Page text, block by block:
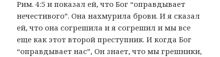
Рим. 4:5 и показал ей, что Бог “оправдывает
нечестивого”. Она нахмурила брови. И я сказал
ей, что она согрешила и я согрешил и мы все
еще как этот второй преступник. И когда Бог
“оправдывает нас”, Он знает, что мы грешники,